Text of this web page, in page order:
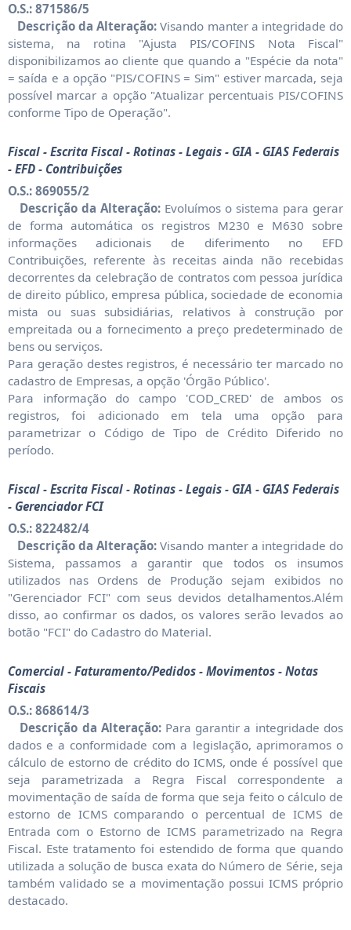
O.S.: 871586/5
Descrição da Alteração: Visando manter a integridade do
sistema, na rotina "Ajusta PIS/COFINS Nota Fiscal"
disponibilizamos ao cliente que quando a "Espécie da nota"
= saída e a opção "PIS/COFINS = Sim" estiver marcada, seja
possível marcar a opção "Atualizar percentuais PIS/COFINS
conforme Tipo de Operação".
Fiscal - Escrita Fiscal - Rotinas - Legais - GIA - GIAS Federais
- EFD - Contribuições
O.S.: 869055/2
Descrição da Alteração:Evoluímos o sistema para gerar
de forma automática os registros M230 e M630 sobre
informações adicionais de diferimento no EFD
Contribuições, referente às receitas ainda não recebidas
decorrentes da celebração de contratos com pessoa jurídica
de direito público, empresa pública, sociedade de economia
mista ou suas subsidiárias, relativos à construção por
empreitada ou a fornecimento a preço predeterminado de
bens ou serviços.
Para geração destes registros, é necessário ter marcado no
cadastro de Empresas, a opção 'Órgão Público'.
Para informação do campo 'COD_CRED' de ambos os
registros, foi adicionado em tela uma opção para
parametrizar o Código de Tipo de Crédito Diferido no
período.
Fiscal - Escrita Fiscal - Rotinas - Legais - GIA - GIAS Federais
- Gerenciador FCI
O.S.: 822482/4
Descrição da Alteração: Visando manter a integridade do
Sistema, passamos a garantir que todos os insumos
utilizados nas Ordens de Produção sejam exibidos no
"Gerenciador FCI" com seus devidos detalhamentos.Além
disso, ao confirmar os dados, os valores serão levados ao
botão "FCI" do Cadastro do Material.
Comercial - Faturamento/Pedidos - Movimentos - Notas
Fiscais
O.S.: 868614/3
Descrição da Alteração:Para garantir a integridade dos
dados e a conformidade com a legislação, aprimoramos o
cálculo de estorno de crédito do ICMS, onde é possível que
seja parametrizada a Regra Fiscal correspondente a
movimentação de saída de forma que seja feito o cálculo de
estorno de ICMS comparando o percentual de ICMS de
Entrada com o Estorno de ICMS parametrizado na Regra
Fiscal. Este tratamento foi estendido de forma que quando
utilizada a solução de busca exata do Número de Série, seja
também validado se a movimentação possui ICMS próprio
destacado.